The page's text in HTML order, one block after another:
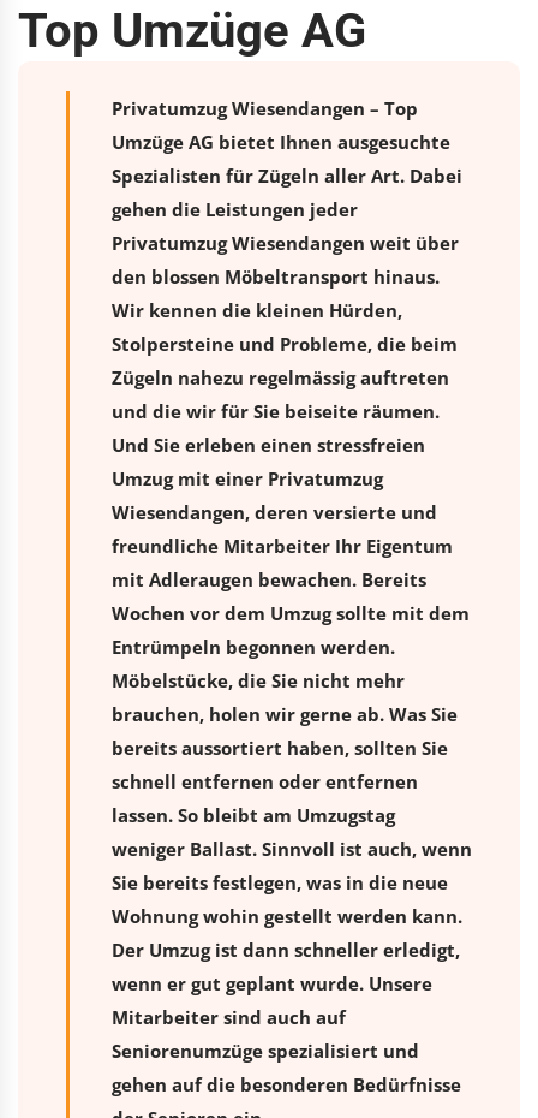
Top Umzüge AG
Privatumzug Wiesendangen – Top
Umzüge AG bietet Ihnen ausgesuchte
Spezialisten für Zügeln aller Art. Dabei
gehen die Leistungen jeder
Privatumzug Wiesendangen weit über
den blossen Möbeltransport hinaus.
Wir kennen die kleinen Hürden,
Stolpersteine und Probleme, die beim
Zügeln nahezu regelmässig auftreten
und die wir für Sie beiseite räumen.
Und Sie erleben einen stressfreien
Umzugmit einer Privatumzug
Wiesendangen, deren versierte und
freundliche Mitarbeiter Ihr Eigentum
mit Adleraugen bewachen. Bereits
Wochen vor dem Umzug sollte mit dem
Entrümpeln begonnen werden.
Möbelstücke, die Sie nicht mehr
brauchen, holen wir gerne ab. Was Sie
bereits aussortiert haben, sollten Sie
schnell entfernen oder entfernen
lassen. So bleibt am Umzugstag
weniger Ballast. Sinnvoll ist auch, wenn
Sie bereits festlegen, was in die neue
Wohnung wohin gestellt werden kann.
Der Umzug ist dann schneller erledigt,
wenn er gut geplant wurde. Unsere
Mitarbeiter sind auch auf
Seniorenumzüge spezialisiert und
gehen auf die besonderen Bedürfnisse